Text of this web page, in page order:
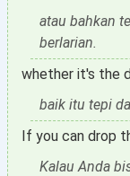
atau bahkan
berlarian.
whether it's the
baik itu tepi
If you can drop
Kalau Anda